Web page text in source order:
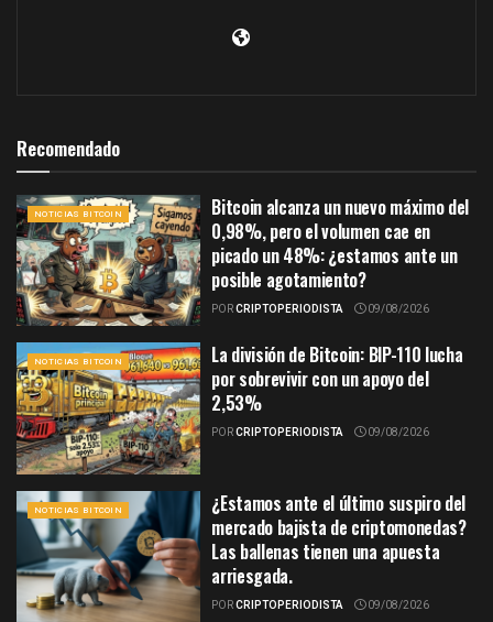
Recomendado
NOTICIAS BITCOIN
Bitcoin alcanza un nuevo máximo del
0,98%, pero el volumen cae en
picado un 48%: ¿estamos ante un
posible agotamiento?
PORCRIPTOPERIODISTA 09/08/2026
NOTICIAS BITCOIN
La división de Bitcoin: BIP-110 lucha
por sobrevivir con un apoyo del
2,53%
PORCRIPTOPERIODISTA 09/08/2026
NOTICIAS BITCOIN
¿Estamos ante el último suspiro del
mercado bajista de criptomonedas?
Las ballenas tienen una apuesta
arriesgada.
PORCRIPTOPERIODISTA 09/08/2026